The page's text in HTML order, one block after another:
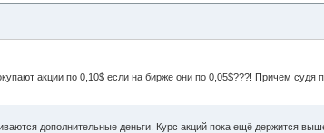
акции по 0,10$ если на бирже они по 0,05$???! Причем судя
дополнительные деньги. Курс акций пока ещё держится